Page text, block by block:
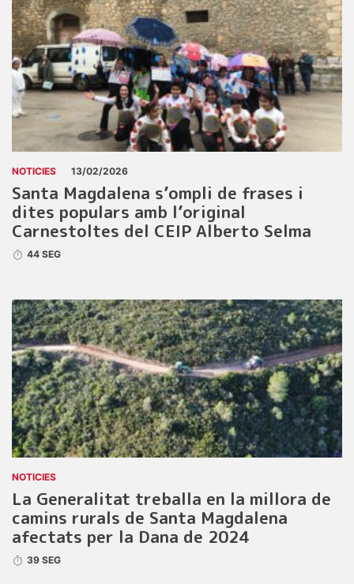
NOTICIES 13/02/2026
Santa Magdalena s’ompli de frases i
dites populars amb l’original
Carnestoltes del CEIP Alberto Selma
44 SEG
NOTICIES
La Generalitat treballa en la millora de
camins rurals de Santa Magdalena
afectats per la Dana de 2024
39 SEG